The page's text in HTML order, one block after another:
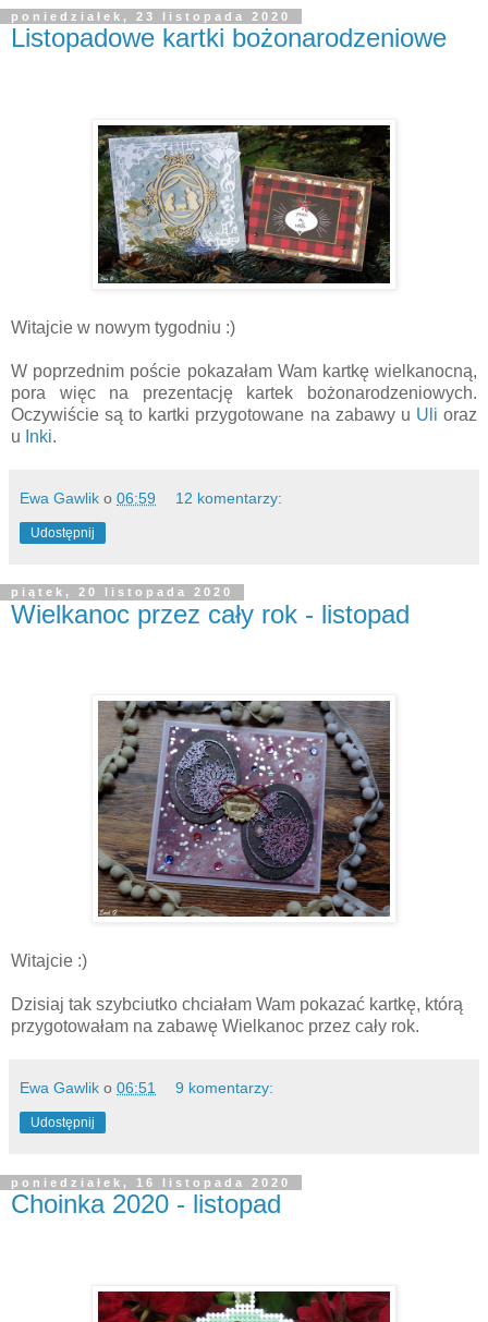
poniedziałek, 23 listopada 2020
Listopadowe kartki bożonarodzeniowe
Witajcie w nowym tygodniu :)
W poprzednim poście pokazałam Wam kartkę wielkanocną,
pora więc na prezentację kartek bożonarodzeniowych.
Oczywiście są to kartki przygotowane na zabawy u Uli oraz
u Inki.
Ewa Gawlik o 06:59 12 komentarzy:
Udostępnij
piątek, 20 listopada 2020
Wielkanoc przez cały rok - listopad
Witajcie :)
Dzisiaj tak szybciutko chciałam Wam pokazać kartkę, którą
przygotowałam na zabawę Wielkanoc przez cały rok.
Ewa Gawlik o 06:51 9 komentarzy:
Udostępnij
poniedziałek, 16 listopada 2020
Choinka 2020 - listopad